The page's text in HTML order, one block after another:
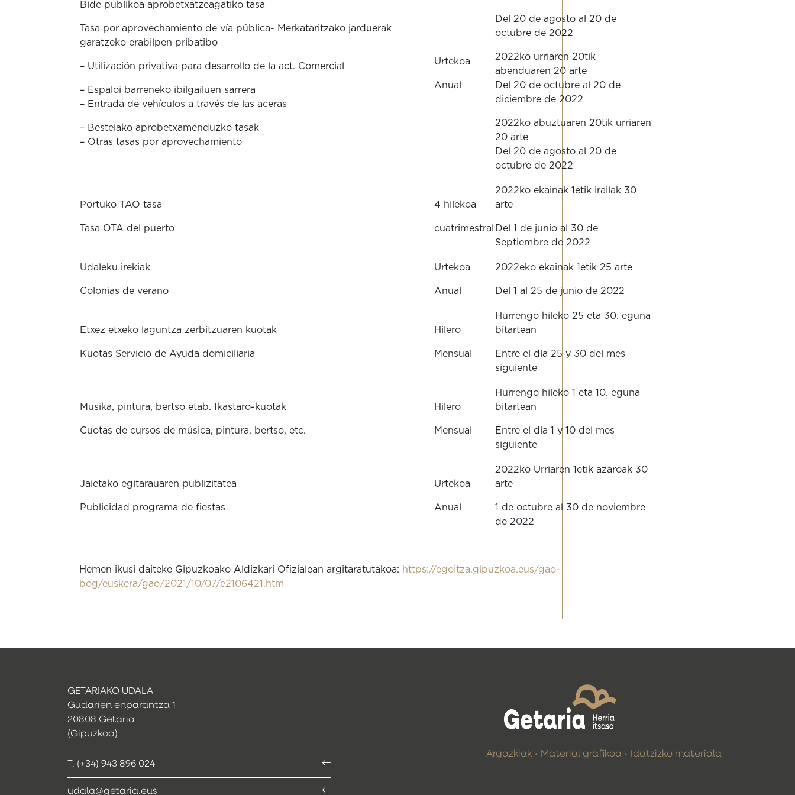
Bide publikoa aprobetxatzeagatiko tasa
Tasa por aprovechamiento de vía pública- Merkataritzako jarduerak
garatzeko erabilpen pribatibo
– Utilización privativa para desarrollo de la act. Comercial
– Espaloi barreneko ibilgailuen sarrera
– Entrada de vehículos a través de las aceras
– Bestelako aprobetxamenduzko tasak
– Otras tasas por aprovechamiento
Urtekoa
Anual
Del 20 de agosto al 20 de
octubre de 2022
2022ko urriaren 20tik
abenduaren 20 arte
Del 20 de octubre al 20 de
diciembre de 2022
2022ko abuztuaren 20tik urriaren
20 arte
Del 20 de agosto al 20 de
octubre de 2022
Portuko TAO tasa
Tasa OTA del puerto
4 hilekoa
cuatrimestral
2022ko ekainak 1etik irailak 30
arte
Del 1 de junio al 30 de
Septiembre de 2022
Udaleku irekiak
Colonias de verano
Urtekoa
Anual
2022eko ekainak 1etik 25 arte
Del 1 al 25 de junio de 2022
Etxez etxeko laguntza zerbitzuaren kuotak
Kuotas Servicio de Ayuda domiciliaria
Hilero
Mensual
Hurrengo hileko 25 eta 30. eguna
bitartean
Entre el día 25 y 30 del mes
siguiente
Musika, pintura, bertso etab. Ikastaro-kuotak
Cuotas de cursos de música, pintura, bertso, etc.
Hilero
Mensual
Hurrengo hileko 1 eta 10. eguna
bitartean
Entre el día 1 y 10 del mes
siguiente
Jaietako egitarauaren publizitatea
Publicidad programa de fiestas
Urtekoa
Anual
2022ko Urriaren 1etik azaroak 30
arte
1 de octubre al 30 de noviembre
de 2022
Hemen ikusi daiteke Gipuzkoako Aldizkari Ofizialean argitaratutakoa: https://egoitza.gipuzkoa.eus/gao-
bog/euskera/gao/2021/10/07/e2106421.htm
GETARIAKO UDALA
Gudarien enparantza 1
20808 Getaria
(Gipuzkoa)
T. (+34) 943 896 024
udala@getaria.eus
Argazkiak Material grafikoa Idatzizko materiala